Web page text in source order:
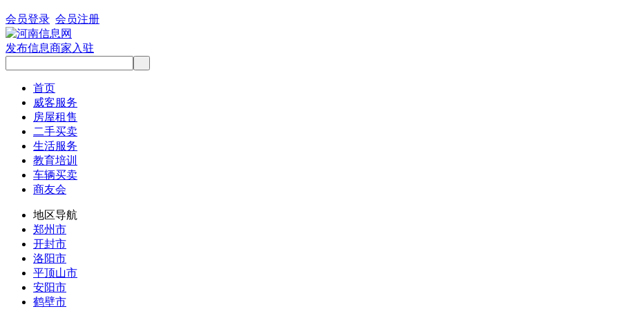
会员登录 会员注册
发布信息商家入驻
首页
威客服务
房屋租售
二手买卖
生活服务
教育培训
车辆买卖
商友会
地区导航
郑州市
开封市
洛阳市
平顶山市
安阳市
鹤壁市